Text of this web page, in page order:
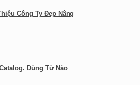
Công Ty Đẹp Nâng
Dùng Từ Nào